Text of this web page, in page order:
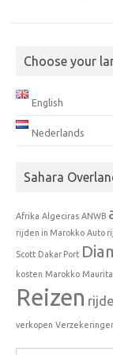
Choose your
English
Nederlands
Sahara
Afrika Algeciras ANWB
rijden in Marokko Auto
Scott Dakar Port
kosten Marokko
Reizen
verkopen